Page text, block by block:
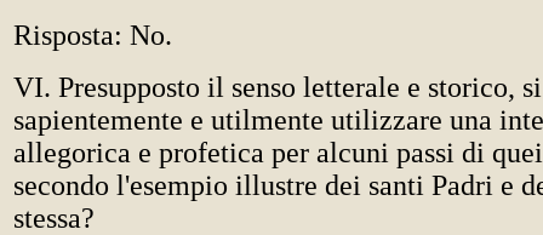
Risposta: No.
VI. Presupposto il senso letterale e storico,
sapientemente e utilmente utilizzare una
allegorica e profetica per alcuni passi di
secondo l'esempio illustre dei santi Padri e
stessa?